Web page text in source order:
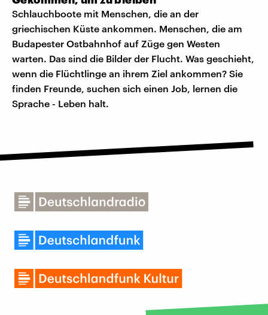
Schlauchboote mit Menschen, die an der
griechischen Küste ankommen. Menschen, die am
Budapester Ostbahnhof auf Züge gen Westen
warten. Das sind die Bilder der Flucht. Was geschieht,
wenn die Flüchtlinge an ihrem Ziel ankommen? Sie
finden Freunde, suchen sich einen Job, lernen die
Sprache - Leben halt.